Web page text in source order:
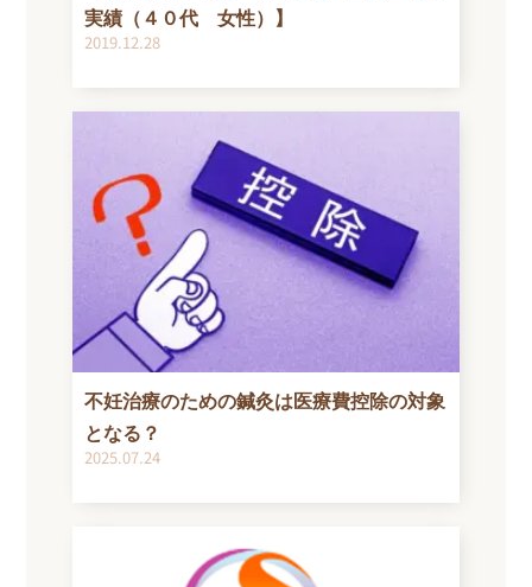
実績（４０代 女性）】
2019.12.28
不妊治療のための鍼灸は医療費控除の対象
となる？
2025.07.24